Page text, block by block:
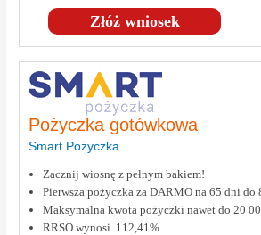
Złóż wniosek
Pożyczka gotówkowa
Smart Pożyczka
Zacznij wiosnę z pełnym bakiem!
Pierwsza pożyczka za DARMO na 65 dni do
Maksymalna kwota pożyczki nawet do 20
RRSO wynosi 112,41%